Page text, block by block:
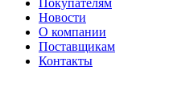
Покупателям
Новости
О компании
Поставщикам
Контакты